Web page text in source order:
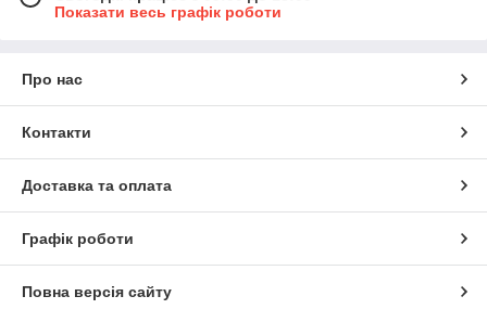
Показати весь графік роботи
Про нас
Контакти
Доставка та оплата
Графік роботи
Повна версія сайту